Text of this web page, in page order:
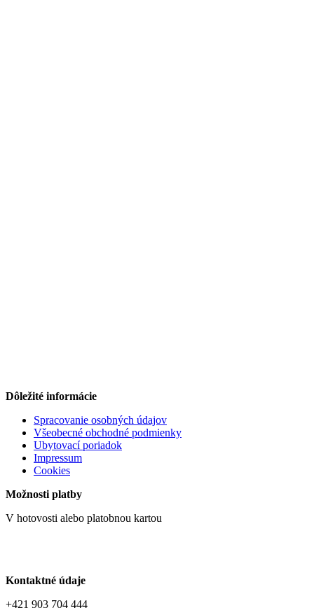
Dôležité informácie
Spracovanie osobných údajov
Všeobecné obchodné podmienky
Ubytovací poriadok
Impressum
Cookies
Možnosti platby
V hotovosti alebo platobnou kartou
Kontaktné údaje
+421 903 704 444